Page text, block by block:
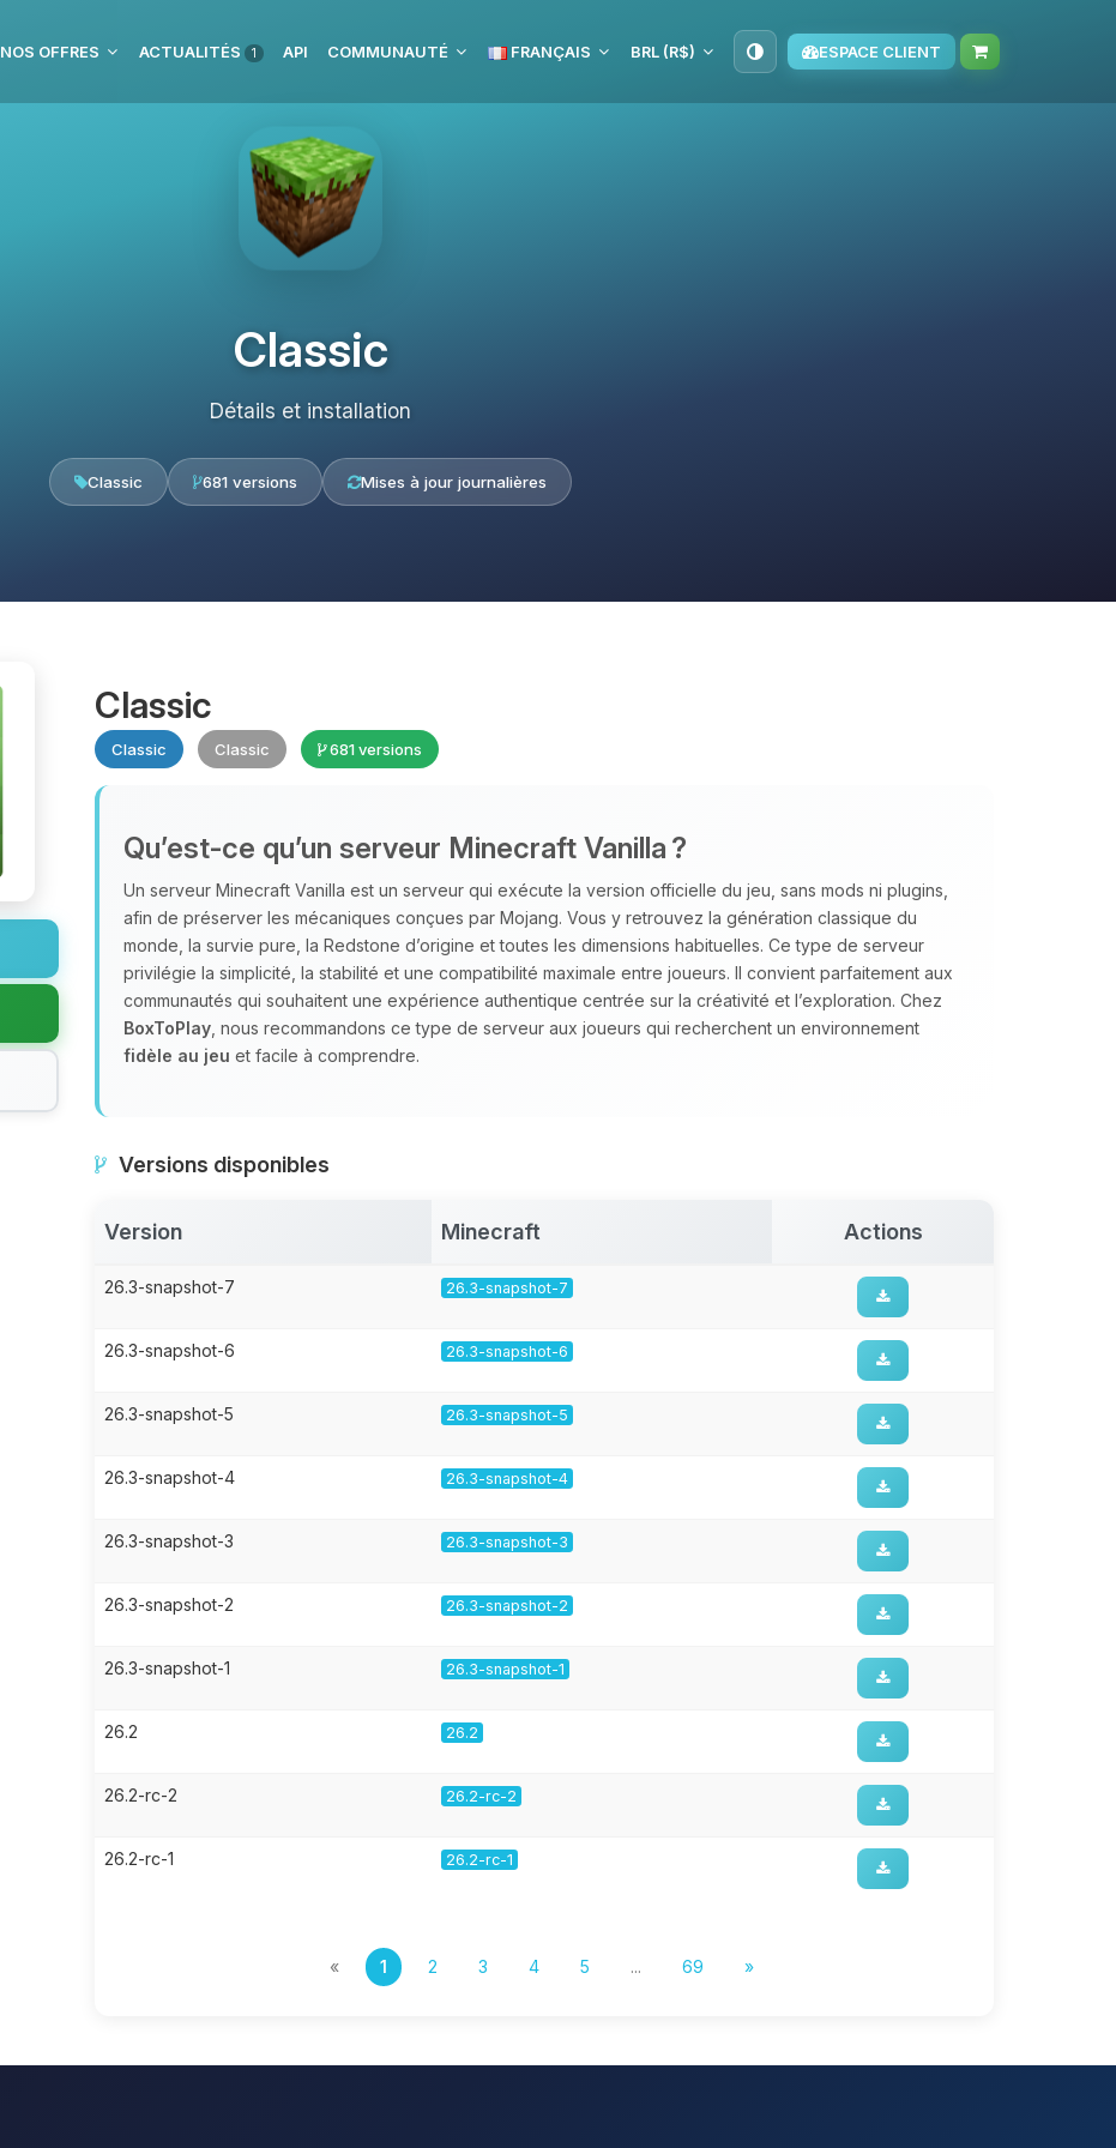
NOS OFFRES ACTUALITÉS 1 API COMMUNAUTÉ FRANÇAIS BRL (R$) ESPACE CLIENT
Classic
Détails et installation
Classic 681 versions Mises à jour journalières
Classic
Classic Classic 681 versions
Qu’est‑ce qu’un serveur Minecraft Vanilla ?
Un serveur Minecraft Vanilla est un serveur qui exécute la version officielle du jeu, sans mods ni plugins,
afin de préserver les mécaniques conçues par Mojang. Vous y retrouvez la génération classique du
monde, la survie pure, la Redstone d’origine et toutes les dimensions habituelles. Ce type de serveur
privilégie la simplicité, la stabilité et une compatibilité maximale entre joueurs. Il convient parfaitement aux
communautés qui souhaitent une expérience authentique centrée sur la créativité et l’exploration. Chez
BoxToPlay , nous recommandons ce type de serveur aux joueurs qui recherchent un environnement
fidèle au jeu et facile à comprendre.
Versions disponibles
Version Minecraft Actions
26.3-snapshot-7 26.3-snapshot-7
26.3-snapshot-6 26.3-snapshot-6
26.3-snapshot-5 26.3-snapshot-5
26.3-snapshot-4 26.3-snapshot-4
26.3-snapshot-3 26.3-snapshot-3
26.3-snapshot-2 26.3-snapshot-2
26.3-snapshot-1 26.3-snapshot-1
26.2 26.2
26.2-rc-2 26.2-rc-2
26.2-rc-1 26.2-rc-1
« 1 2 3 4 5 ... 69 »